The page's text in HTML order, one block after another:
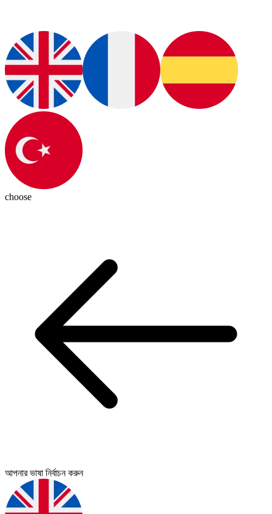
choose
আপনার ভাষা নির্বাচন করুন